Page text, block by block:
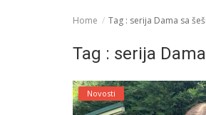
Home Tag : serija Dama sa
Tag : serija
Novosti